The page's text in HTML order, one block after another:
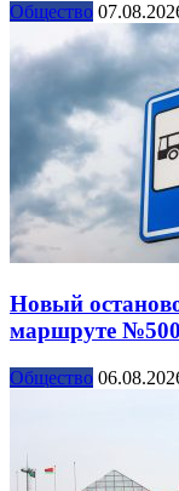
Общество
Новый
маршруте
Общество